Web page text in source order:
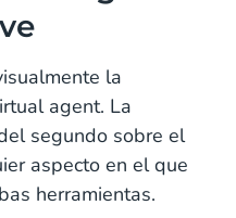
la
agent. La
segundo sobre el
aspecto en el que
herramientas.